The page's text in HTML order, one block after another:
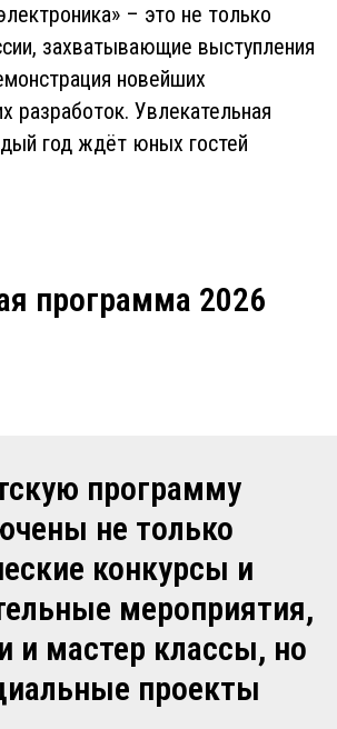
– это не только
захватывающие выступления
новейших
разработок. Увлекательная
год ждёт юных гостей
программа 2026
программу
не только
конкурсы и
мероприятия,
и мастер классы, но
проекты